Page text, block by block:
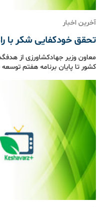
آخرین اخبار
تحقق خودکفایی شکر با
کشور تا پایان برنامه هفتم